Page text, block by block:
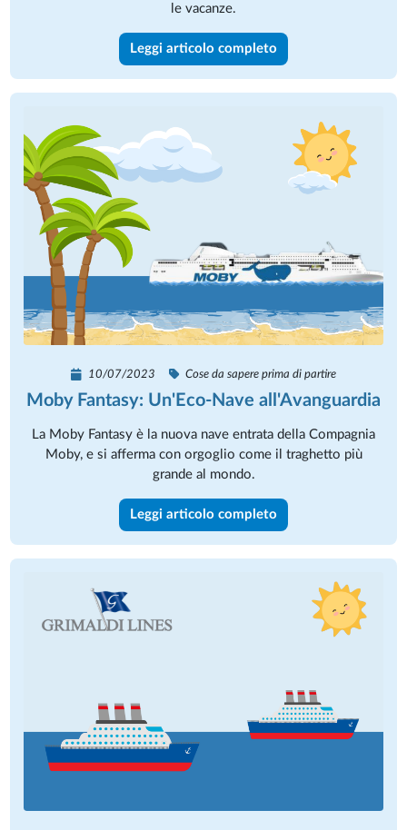
le vacanze.
Leggi articolo completo
Moby Fantasy: Un'Eco-Nave all'Avanguardia
10/07/2023 Cose da sapere prima di partire
La Moby Fantasy è la nuova nave entrata della Compagnia
Moby, e si afferma con orgoglio come il traghetto più
grande al mondo.
Leggi articolo completo